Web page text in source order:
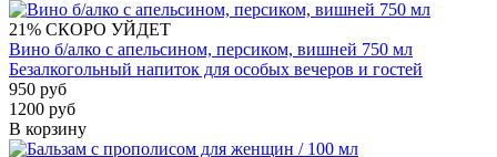
21% СКОРО УЙДЕТ
Вино б/алко с апельсином, персиком, вишней 750 мл
Безалкогольный напиток для особых вечеров и гостей
950 руб
1200 руб
В корзину